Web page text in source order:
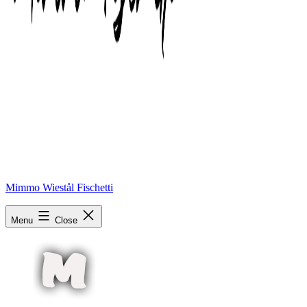
Mimmo Wiestål Fischetti
Menu Close
mmm